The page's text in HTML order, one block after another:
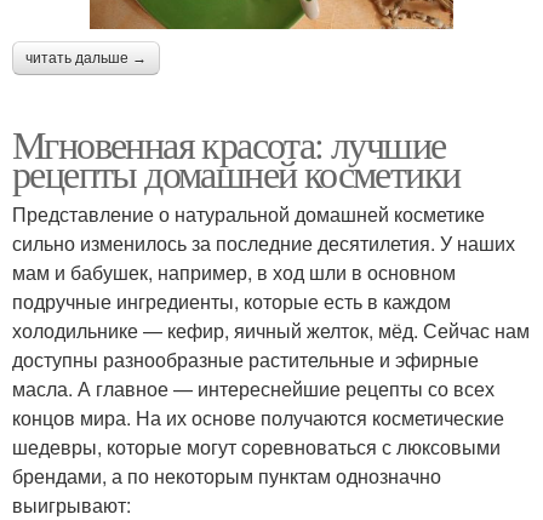
читать дальше →
Мгновенная красота: лучшие
рецепты домашней косметики
Представление о натуральной домашней косметике
сильно изменилось за последние десятилетия. У наших
мам и бабушек, например, в ход шли в основном
подручные ингредиенты, которые есть в каждом
холодильнике — кефир, яичный желток, мёд. Сейчас нам
доступны разнообразные растительные и эфирные
масла. А главное — интереснейшие рецепты со всех
концов мира. На их основе получаются косметические
шедевры, которые могут соревноваться с люксовыми
брендами, а по некоторым пунктам однозначно
выигрывают: